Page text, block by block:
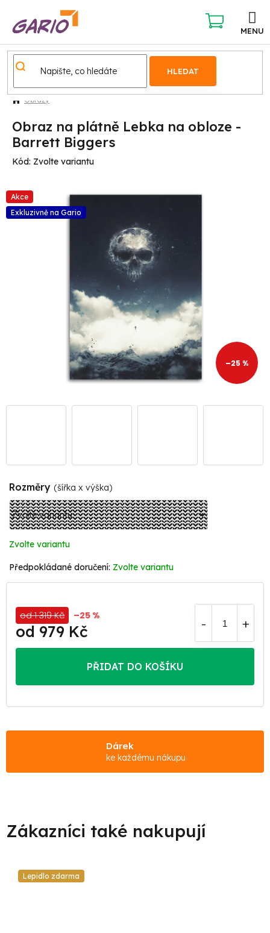
obsah
HLEDAT
NÁKUPNÍ
KOŠÍK
Obrazy
Obraz na plátně Lebka na obloze -
Barrett Biggers
Kód: Zvolte variantu
Akce
Exkluzivně na Gario
–25 %
Rozměry (šířka x výška)
Zvolte variantu
Zvolte variantu
od 1 319 Kč –25 %
od 979 Kč
PŘIDAT DO KOŠÍKU
Dárek
ke každému nákupu
Lepidlo zdarma